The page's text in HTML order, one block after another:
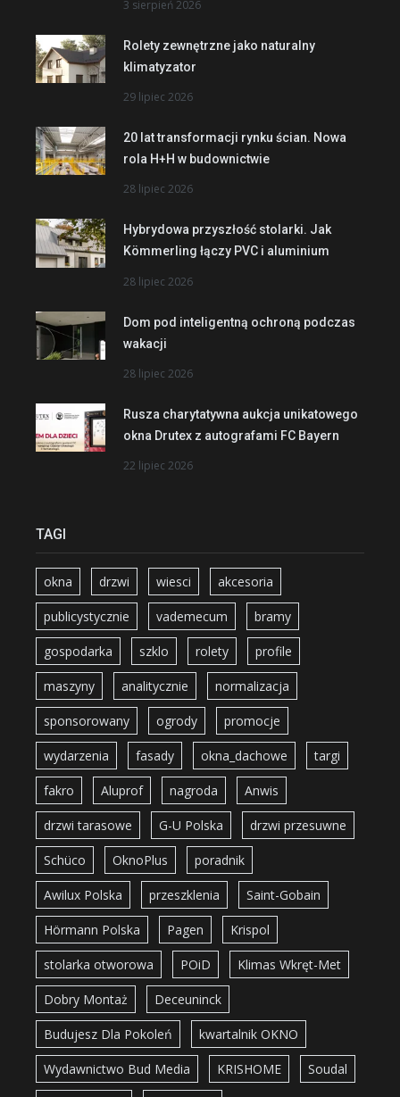
3 sierpień 2026
Rolety zewnętrzne jako naturalny
klimatyzator
29 lipiec 2026
20 lat transformacji rynku ścian. Nowa
rola H+H w budownictwie
28 lipiec 2026
Hybrydowa przyszłość stolarki. Jak
Kömmerling łączy PVC i aluminium
28 lipiec 2026
Dom pod inteligentną ochroną podczas
wakacji
28 lipiec 2026
Rusza charytatywna aukcja unikatowego
okna Drutex z autografami FC Bayern
22 lipiec 2026
TAGI
okna drzwi wiesci akcesoria
publicystycznie vademecum bramy
gospodarka szklo rolety profile
maszyny analitycznie normalizacja
sponsorowany ogrody promocje
wydarzenia fasady okna_dachowe targi
fakro Aluprof nagroda Anwis
drzwi tarasowe G-U Polska drzwi przesuwne
Schüco OknoPlus poradnik
Awilux Polska przeszklenia Saint-Gobain
Hörmann Polska Pagen Krispol
stolarka otworowa POiD Klimas Wkręt-Met
Dobry Montaż Deceuninck
Budujesz Dla Pokoleń kwartalnik OKNO
Wydawnictwo Bud Media KRISHOME Soudal